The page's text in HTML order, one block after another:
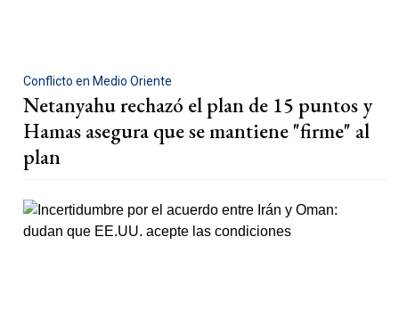
Conflicto en Medio Oriente
Netanyahu rechazó el plan de 15 puntos y
Hamas asegura que se mantiene "firme" al
plan